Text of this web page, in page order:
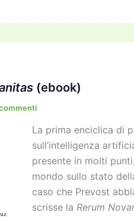
(ebook)
La prima enciclica di
sull’intelligenza
presente in molti
mondo sullo stato
caso che Prevost
scrisse la Rerum